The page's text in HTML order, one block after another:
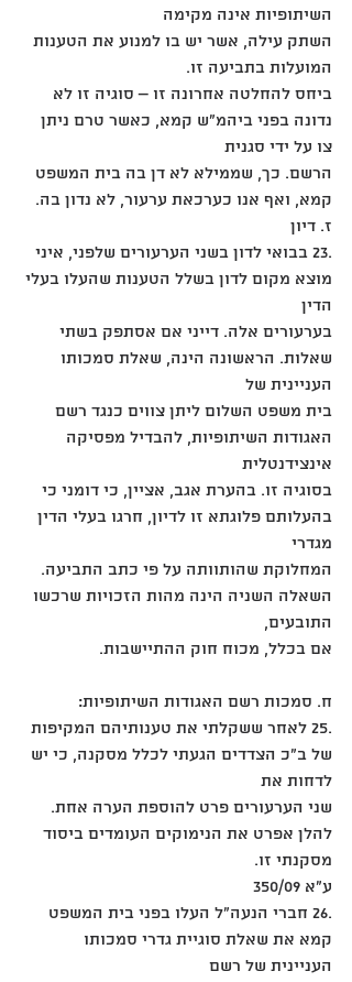
השיתופיות אינה מקימה
השתק עילה, אשר יש בו למנוע את הטענות
המועלות בתביעה זו.
ביחס להחלטה אחרונה זו – סוגיה זו לא
נדונה בפני ביהמ"ש קמא, כאשר טרם ניתן
צו על ידי סגנית
הרשם. כך, שממילא לא דן בה בית המשפט
קמא, ואף אנו כערכאת ערעור, לא נדון בה.
ז. דיון
.23 בבואי לדון בשני הערעורים שלפני, איני
מוצא מקום לדון בשלל הטענות שהעלו בעלי
הדין
בערעורים אלה. דייני אם אסתפק בשתי
שאלות. הראשונה הינה, שאלת סמכותו
העניינית של
בית משפט השלום ליתן צווים כנגד רשם
האגודות השיתופיות, להבדיל מפסיקה
אינצידנטלית
בסוגיה זו. בהערת אגב, אציין, כי דומני כי
בהעלותם פלוגתא זו לדיון, חרגו בעלי הדין
מגדרי
המחלוקת שהותוותה על פי כתב התביעה.
השאלה השניה הינה מהות הזכויות שרכשו
התובעים,
אם בכלל, מכוח חוק ההתיישבות.
ח. סמכות רשם האגודות השיתופיות:
.25 לאחר ששקלתי את טענותיהם המקיפות
של ב"כ הצדדים הגעתי לכלל מסקנה, כי יש
לדחות את
שני הערעורים פרט להוספת הערה אחת.
להלן אפרט את הנימוקים העומדים ביסוד
מסקנתי זו.
ע"א 350/09
.26 חברי הנעה"ל העלו בפני בית המשפט
קמא את שאלת סוגיית גדרי סמכותו
העניינית של רשם